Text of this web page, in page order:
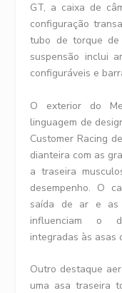
GT, a caixa de
configuração
tubo de torque
suspensão inclui
configuráveis e
O exterior do
linguagem de
Customer Racing
dianteira com as
a traseira
desempenho. O
saída de ar e as
influenciam o
integradas às asas
Outro destaque
uma asa traseira